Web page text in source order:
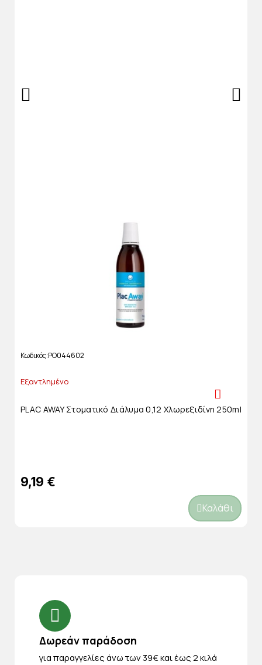
Κωδικός PO044602
Εξαντλημένο
PLAC AWAY Στοματικό Διάλυμα 0,12 Χλωρεξιδίνη 250ml
9,19 €
Καλάθι
Δωρεάν παράδοση
για παραγγελίες άνω των 39€ και έως 2 κιλά